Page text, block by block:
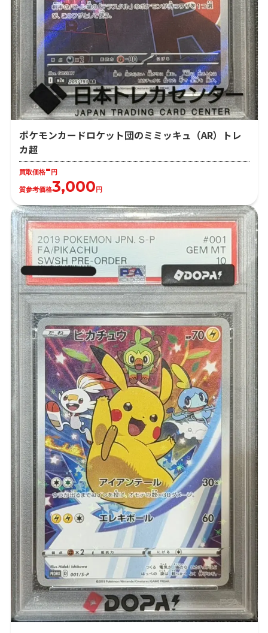
ポケモンカードロケット団のミミッキュ（AR）トレ
カ超
買取価格- 円
質参考価格3,000 円